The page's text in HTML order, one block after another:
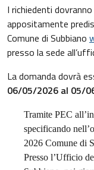
I richiedenti
appositamente
Comune di Subbiano
presso la sede
La domanda dovrà
06/05/2026 al 05/
Tramite PEC
specificando
2026 Comune di
Presso l’Ufficio